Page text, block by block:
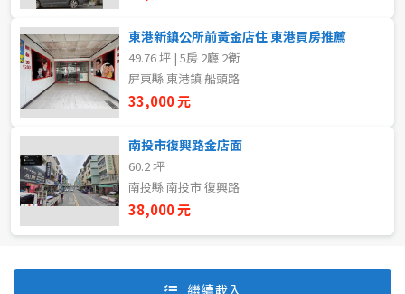
預設排序
東港新鎮公所前黃金店住 東港買房推薦
49.76 坪 | 5房 2廳 2衛
屏東縣 東港鎮 船頭路
33,000 元
南投市復興路金店面
60.2 坪
南投縣 南投市 復興路
38,000 元
繼續載入